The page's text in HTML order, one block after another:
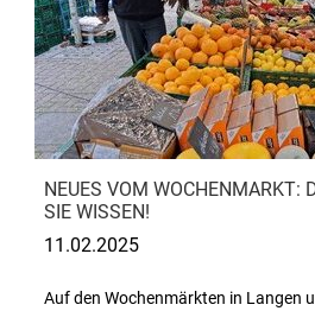
NEUES VOM WOCHENMARKT:
SIE WISSEN!
11.02.2025
Auf den Wochenmärkten in Langen